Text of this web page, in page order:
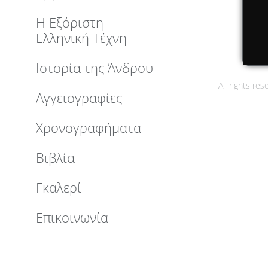
Η Εξόριστη
Ελληνική Τέχνη
Ιστορία της Άνδρου
Αγγειογραφίες
Χρονογραφήματα
Βιβλία
Γκαλερί
Επικοινωνία
All rights